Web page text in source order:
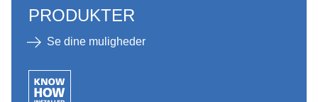
PRODUKTER
Se dine muligheder